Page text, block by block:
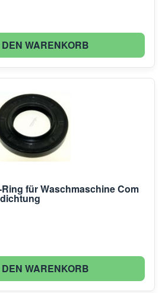
DEN WARENKORB
Ring für Waschmaschine Com
DEN WARENKORB